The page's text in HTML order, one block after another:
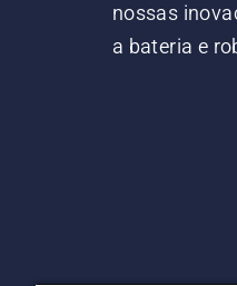
nossas
a bateria e